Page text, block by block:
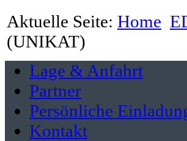
Aktuelle Seite: Home
(UNIKAT)
Lage & Anfahrt
Partner
Persönliche
Kontakt